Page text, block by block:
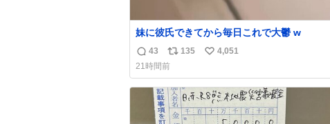
妹に彼氏できてから毎日これで大鬱 w
返
信
数
43
リ
ポ
ス
ト
数
135
い
ね
数
4,051
21時間前